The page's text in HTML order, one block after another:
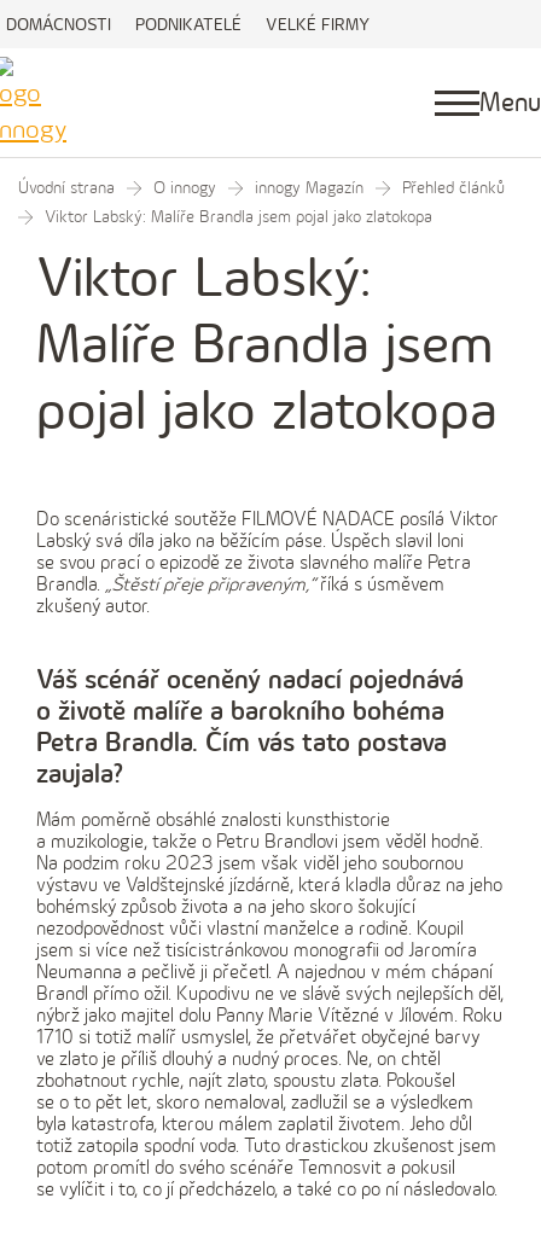
DOMÁCNOSTI PODNIKATELÉ VELKÉ FIRMY
Menu
Úvodní strana O innogy innogy Magazín
Přehled článků
Viktor Labský: Malíře Brandla jsem pojal jako zlatokopa
Viktor Labský:
Malíře Brandla jsem
pojal jako zlatokopa
Do scenáristické soutěže FILMOVÉ NADACE posílá Viktor
Labský svá díla jako na běžícím páse. Úspěch slavil loni
se svou prací o epizodě ze života slavného malíře Petra
Brandla. „Štěstí přeje připraveným,“říká s úsměvem
zkušený autor.
Váš scénář oceněný nadací pojednává
o životě malíře a barokního bohéma
Petra Brandla. Čím vás tato postava
zaujala?
Mám poměrně obsáhlé znalosti kunsthistorie
a muzikologie, takže o Petru Brandlovi jsem věděl hodně.
Na podzim roku 2023 jsem však viděl jeho soubornou
výstavu ve Valdštejnské jízdárně, která kladla důraz na jeho
bohémský způsob života a na jeho skoro šokující
nezodpovědnost vůči vlastní manželce a rodině. Koupil
jsem si více než tisícistránkovou monografii od Jaromíra
Neumanna a pečlivě ji přečetl. A najednou v mém chápaní
Brandl přímo ožil. Kupodivu ne ve slávě svých nejlepších děl,
nýbrž jako majitel dolu Panny Marie Vítězné v Jílovém. Roku
1710 si totiž malíř usmyslel, že přetvářet obyčejné barvy
ve zlato je příliš dlouhý a nudný proces. Ne, on chtěl
zbohatnout rychle, najít zlato, spoustu zlata. Pokoušel
se o to pět let, skoro nemaloval, zadlužil se a výsledkem
byla katastrofa, kterou málem zaplatil životem. Jeho důl
totiž zatopila spodní voda. Tuto drastickou zkušenost jsem
potom promítl do svého scénáře Temnosvit a pokusil
se vylíčit i to, co jí předcházelo, a také co po ní následovalo.